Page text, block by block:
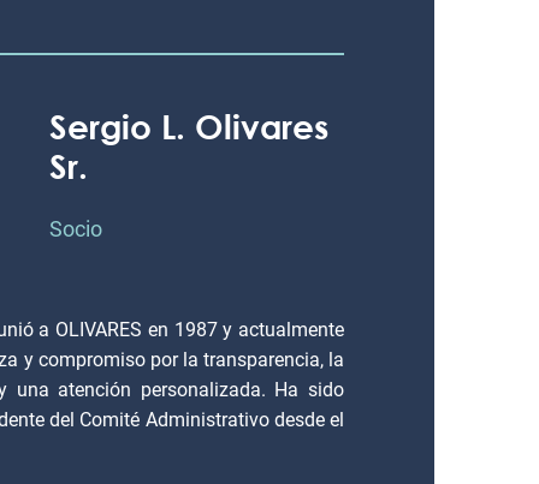
Sergio L. Olivares
Sr.
Socio
a OLIVARES en 1987 y actualmente
y compromiso por la transparencia, la
una atención personalizada. Ha sido
del Comité Administrativo desde el